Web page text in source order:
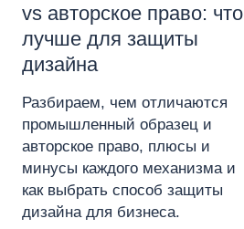
vs авторское право: что
лучше для защиты
дизайна
Разбираем, чем отличаются
промышленный образец и
авторское право, плюсы и
минусы каждого механизма и
как выбрать способ защиты
дизайна для бизнеса.